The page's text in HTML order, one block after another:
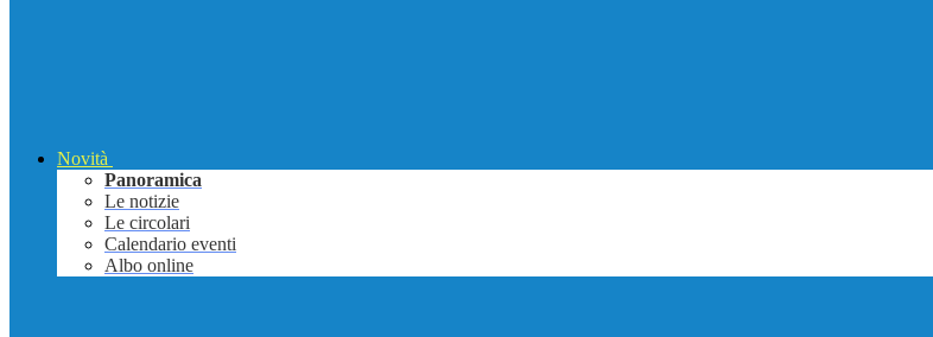
Novità
Panoramica
Le notizie
Le circolari
Calendario eventi
Albo online